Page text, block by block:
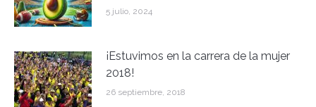
5 julio, 2024
¡Estuvimos en la carrera de la mujer
2018!
26 septiembre, 2018